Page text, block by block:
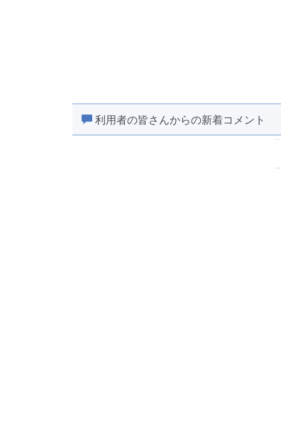
利用者の皆さんからの新着コメント